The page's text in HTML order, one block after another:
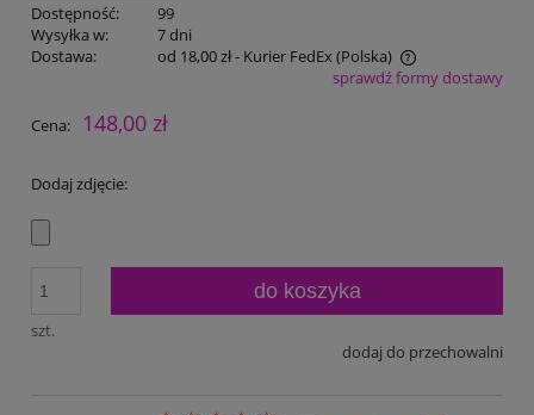
Dostępność:
99
Wysyłka w:
7 dni
Dostawa:
od 18,00 zł- Kurier FedEx(Polska)
Cena nie zawiera ewentualnych kosztów płatnościsprawdź formy dostawy
Cena: 148,00 zł
Dodaj zdjęcie:
szt.
do koszyka
dodaj do przechowalni